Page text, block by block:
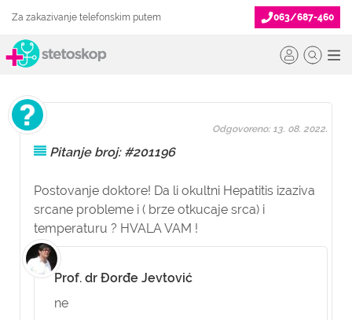
Za zakazivanje telefonskim putem 063/687-460
Pitanje broj: #201196
Postovanje doktore! Da li okultni Hepatitis izaziva
srcane probleme i ( brze otkucaje srca) i
temperaturu ? HVALA VAM !
Odgovoreno: 13. 08. 2022.
Prof. dr Đorđe Jevtović
ne